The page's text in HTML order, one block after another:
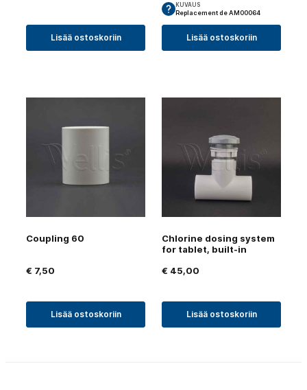
Lisää ostoskoriin
KUVAUS
Replacement de AM00064
Lisää ostoskoriin
Coupling 60
€ 7,50
Lisää ostoskoriin
Chlorine dosing system
for tablet, built-in
€ 45,00
Lisää ostoskoriin